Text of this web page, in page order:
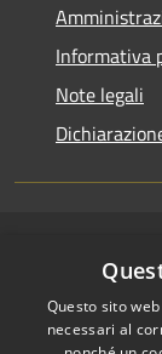
Informativa
Note legali
Accessibilità
Privacy
Cookie
Questo sito
necessari al